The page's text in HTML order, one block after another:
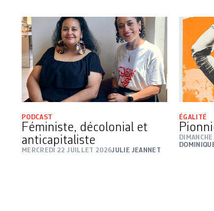
PODCAST
Féministe, décolonial et
anticapitaliste
MERCREDI 22 JUILLET 2026JULIE JEANNET
ÉGALITÉ